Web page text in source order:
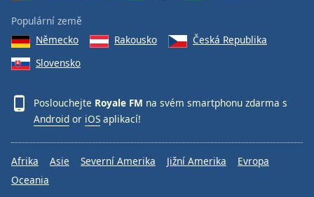
Dialog
End
dialog
Populární země
Německo
Rakousko
Česká Republika
Slovensko
Poslouchejte Royale FM na svém smartphonu zdarma s
Android or iOS aplikací!
Afrika Asie Severní Amerika Jižní Amerika
Evropa
Oceania